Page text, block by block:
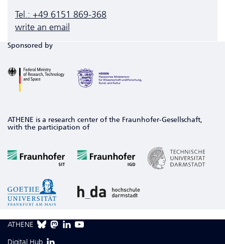
Tel.: +49 6151 869-368
write an email
Sponsored by
ATHENE is a research center of the Fraunhofer-Gesellschaft,
with the participation of
ATHENE
Digital Hub